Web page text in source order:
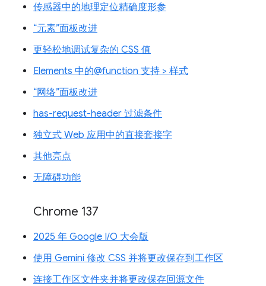
传感器中的地理定位精确度形参
“元素”面板改进
更轻松地调试复杂的 CSS 值
Elements 中的@function 支持 > 样式
“网络”面板改进
has-request-header 过滤条件
独立式 Web 应用中的直接套接字
其他亮点
无障碍功能
Chrome 137
2025 年 Google I/O 大会版
使用 Gemini 修改 CSS 并将更改保存到工作区
连接工作区文件夹并将更改保存回源文件